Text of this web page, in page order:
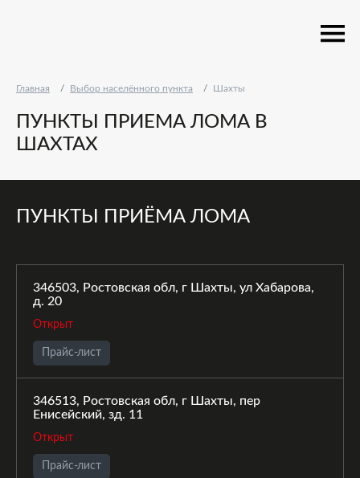
Главная Выбор населённого пункта Шахты
ПУНКТЫ ПРИЕМА ЛОМА В
ШАХТАХ
ПУНКТЫ ПРИЁМА ЛОМА
346503, Ростовская обл, г Шахты, ул Хабарова,
д. 20
Открыт
Прайс-лист
346513, Ростовская обл, г Шахты, пер
Енисейский, зд. 11
Открыт
Прайс-лист